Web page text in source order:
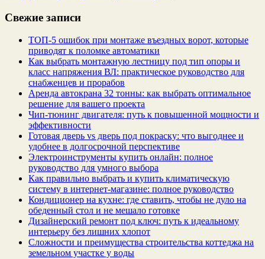
Свежие записи
ТОП-5 ошибок при монтаже въездных ворот, которые
приводят к поломке автоматики
Как выбрать монтажную лестницу под тип опоры и
класс напряжения ВЛ: практическое руководство для
снабженцев и прорабов
Аренда автокрана 32 тонны: как выбрать оптимальное
решение для вашего проекта
Чип‑тюнинг двигателя: путь к повышенной мощности и
эффективности
Готовая дверь vs дверь под покраску: что выгоднее и
удобнее в долгосрочной перспективе
Электроинструменты купить онлайн: полное
руководство для умного выбора
Как правильно выбрать и купить климатическую
систему в интернет‑магазине: полное руководство
Кондиционер на кухне: где ставить, чтобы не дуло на
обеденный стол и не мешало готовке
Дизайнерский ремонт под ключ: путь к идеальному
интерьеру без лишних хлопот
Сложности и преимущества строительства коттеджа на
земельном участке у воды